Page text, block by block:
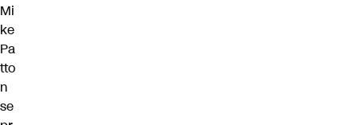
Mi
ke
Pa
tto
n
se